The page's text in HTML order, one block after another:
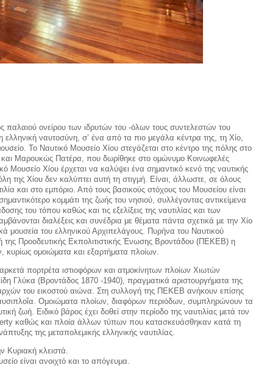
παλαιού ονείρου των ιδρυτών του -όλων τους συντελεστών του
ελληνική ναυτοσύνη, σ’ ένα από τα πιο μεγάλα κέντρα της, τη Χίο,
Το Ναυτικό Μουσείο Χίου στεγάζεται στο κέντρο της πόλης στο
Μαρουκώς Πατέρα, που δωρίθηκε στο ομώνυμο Κοινωφελές
Μουσείο Χίου έρχεται να καλύψει ένα σημαντικό κενό της ναυτικής
της Χίου δεν καλύπτει αυτή τη στιγμή. Είναι, άλλωστε, σε όλους
και στο εμπόριο. Από τους βασικούς στόχους του Μουσείου είναι
κομμάτι της ζωής του νησιού, συλλέγοντας αντικείμενα
του τόπου καθώς και τις εξελίξεις της ναυτιλίας και των
διαλέξεις και συνέδρια με θέματα πάντα σχετικά με την Χίο
μουσεία του ελληνικού Αρχιπελάγους. Πυρήνα του Ναυτικού
Προοδευτικής Εκπολιτιστικής Ένωσης Βροντάδου (ΠΕΚΕΒ) η
ομοιώματα και εξαρτήματα πλοίων.
πορτρέτα ιστιοφόρων και ατμοκίνητων πλοίων Χιωτών
Γλύκα (Βροντάδος 1870 -1940), πραγματικά αριστουργήματα της
του εικοστού αιώνα. Στη συλλογή της ΠΕΚΕΒ ανήκουν επίσης
Ομοιώματα πλοίων, διαφόρων περιόδων, συμπληρώνουν τα
ζωή. Ειδικό βάρος έχει δοθεί στην περίοδο της ναυτιλίας μετά τον
καθώς και πλοία άλλων τύπων που κατασκευάσθηκαν κατά τη
της μεταπολεμικής ελληνικής ναυτιλίας.
Κυριακή κλειστά.
είναι ανοιχτό και το απόγευμα.